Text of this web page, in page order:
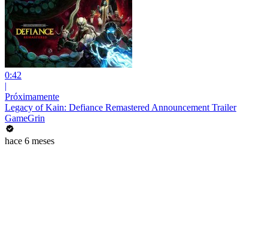
0:42
|
Próximamente
Legacy of Kain: Defiance Remastered Announcement Trailer
GameGrin
hace 6 meses